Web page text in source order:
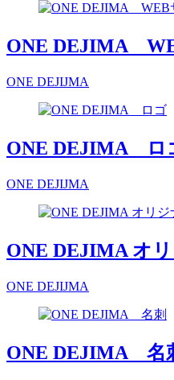
ONE DEJIMA
ONE DEJIJMA
ONE DEJIMA ロ
ONE DEJIJMA
ONE DEJIMA オ
ONE DEJIJMA
ONE DEJIMA 名